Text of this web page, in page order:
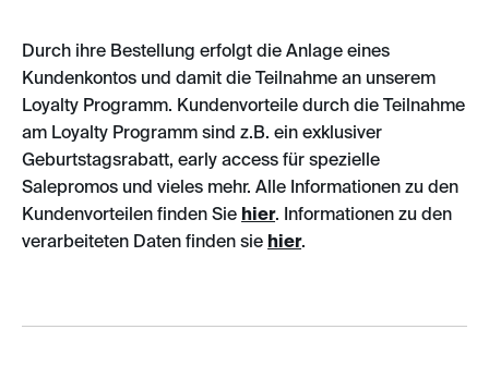
Durch ihre Bestellung erfolgt die Anlage eines
Kundenkontos und damit die Teilnahme an unserem
Loyalty Programm. Kundenvorteile durch die Teilnahme
am Loyalty Programm sind z.B. ein exklusiver
Geburtstagsrabatt, early access für spezielle
Salepromos und vieles mehr. Alle Informationen zu den
Kundenvorteilen finden Sie hier. Informationen zu den
verarbeiteten Daten finden sie hier.